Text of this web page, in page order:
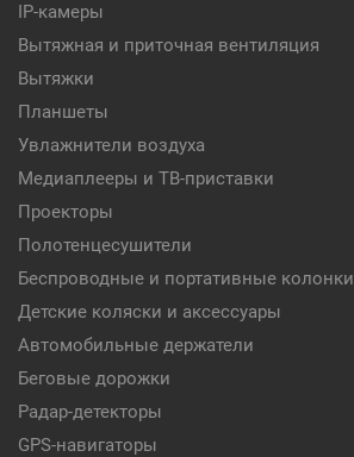
IP-камеры
Вытяжная и приточная вентиляция
Вытяжки
Планшеты
Увлажнители воздуха
Медиаплееры и ТВ-приставки
Проекторы
Полотенцесушители
Беспроводные и портативные колонки
Детские коляски и аксессуары
Автомобильные держатели
Беговые дорожки
Радар-детекторы
GPS-навигаторы